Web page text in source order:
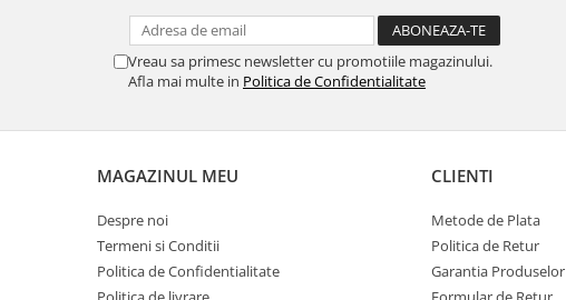
Vreau sa primesc newsletter cu promotiile magazinului.
Afla mai multe in Politica de Confidentialitate
MAGAZINUL MEU
Despre noi
Termeni si Conditii
Politica de Confidentialitate
CLIENTI
Metode de Plata
Politica de Retur
Garantia Produselor